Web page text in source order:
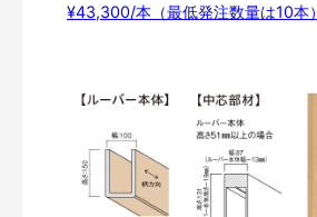
¥43,300/本（最低発注数量は10本）